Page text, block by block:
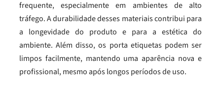
frequente, especialmente em ambientes de alto
tráfego. A durabilidade desses materiais contribui para
a longevidade do produto e para a estética do
ambiente. Além disso, os porta etiquetas podem ser
limpos facilmente, mantendo uma aparência nova e
profissional, mesmo após longos períodos de uso.